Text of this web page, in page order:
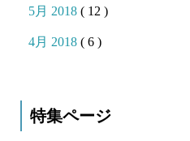
5月 2018( 12 )
4月 2018( 6 )
特集ページ